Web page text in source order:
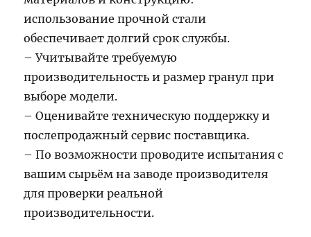
использование прочной стали
обеспечивает долгий срок службы.
– Учитывайте требуемую
производительность и размер гранул при
выборе модели.
– Оценивайте техническую поддержку и
послепродажный сервис поставщика.
– По возможности проводите испытания с
вашим сырьём на заводе производителя
для проверки реальной
производительности.